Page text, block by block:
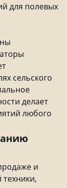
для полевых
сельского
делает
любого
и